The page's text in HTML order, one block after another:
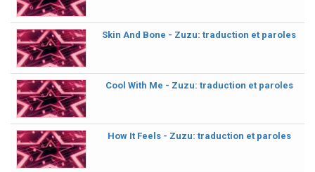
Skin And Bone - Zuzu: traduction et paroles
Cool With Me - Zuzu: traduction et paroles
How It Feels - Zuzu: traduction et paroles